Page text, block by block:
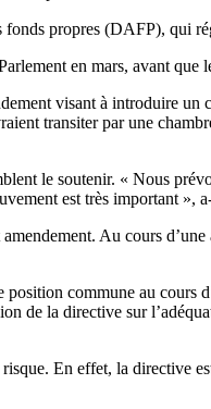
fonds propres (DAFP), qui
en mars, avant
visant à introduire
transiter par une
le soutenir. « Nous
est très important »,
Au cours
commune au cours
de la directive sur
En effet, la directive